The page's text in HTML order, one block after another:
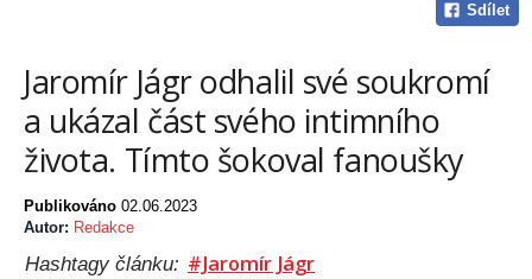
Sdílet
Jaromír Jágr odhalil své soukromí
a ukázal část svého intimního
života. Tímto šokoval fanoušky
Publikováno 02.06.2023
Autor: Redakce
Hashtagy článku: #Jaromír Jágr